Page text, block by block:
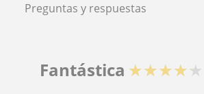
Preguntas y respuestas
Fantástica ★★★★★